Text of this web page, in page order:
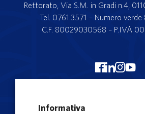
Rettorato, Via S.M. in Gradi n.4,
Tel. 0761.3571 – Numero
C.F. 80029030568 – P.IVA
Merchandising
Informativa